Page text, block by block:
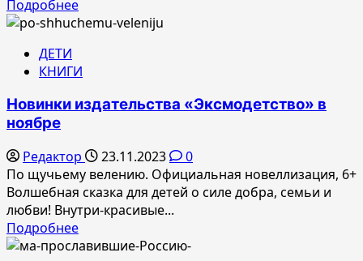
ПодробнееПрочитать
больше
издательства
в
ДЕТИ
КНИГИ
Новинки издательства «Эксмодетство» в
ноябре
Редактор 23.11.2023
0
По щучьему велению. Официальная новеллизация, 6+
Волшебная сказка для детей о силе добра, семьи и
любви! Внутри-красивые...
ПодробнееПрочитать
больше